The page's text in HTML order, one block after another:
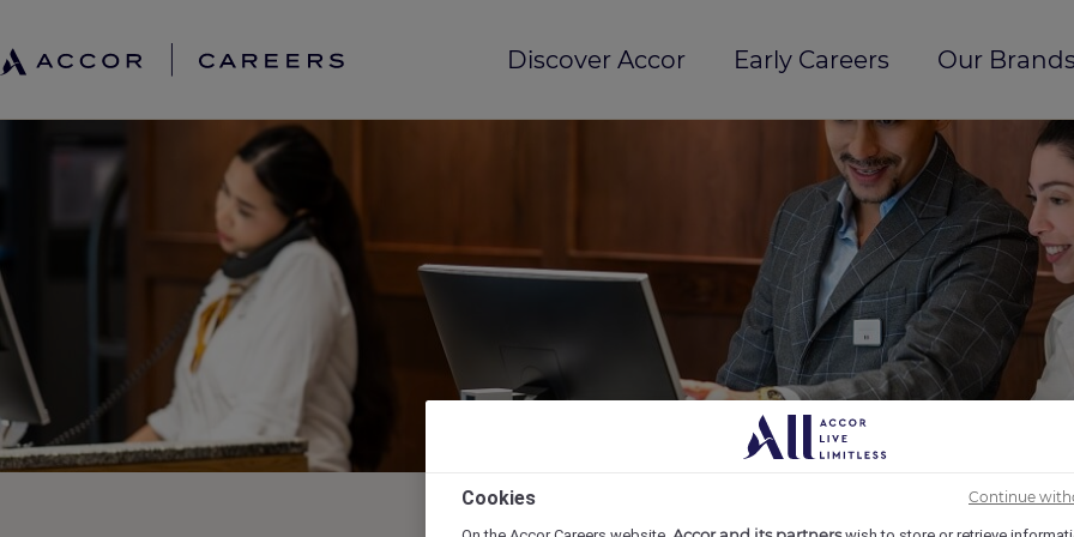
Discover Accor Early Careers Our
Cookies Continue